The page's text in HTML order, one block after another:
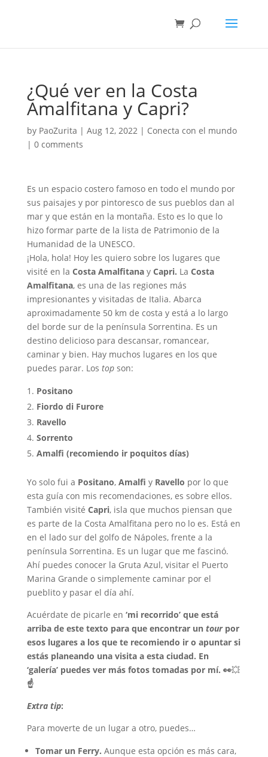
¿Qué ver en la Costa
Amalfitana y Capri?
by PaoZurita | Aug 12, 2022| Conecta con el mundo
| 0 comments
Es un espacio costero famoso en todo el mundo por
sus paisajes y por pintoresco de sus pueblos dan al
mar y que están en la montaña. Esto es lo que lo
hizo formar parte de la lista de Patrimonio de la
Humanidad de la UNESCO.
¡Hola, hola! Hoy les quiero sobre los lugares que
visité en la Costa Amalfitana yCapri. La Costa
Amalfitana, es una de las regiones más
impresionantes y visitadas de Italia. Abarca
aproximadamente 50 km de costa y está a lo largo
del borde sur de la península Sorrentina. Es un
destino delicioso para descansar, romancear,
caminar y bien. Hay muchos lugares en los que
puedes parar. Los topson:
Positano
Fiordo di Furore
Ravello
Sorrento
Amalfi (recomiendo ir poquitos días)
Yo solo fui a Positano, Amalfi y Ravello por lo que
esta guía con mis recomendaciones, es sobre ellos.
También visité Capri, isla que muchos piensan que
es parte de la Costa Amalfitana pero no lo es. Está en
en el lado sur del golfo de Nápoles, frente a la
península Sorrentina. Es un lugar que me fascinó.
Ahí puedes conocer la Gruta Azul, visitar el Puerto
Marina Grande o simplemente caminar por el
pueblito y pasar el día ahí.
Acuérdate de picarle en ‘mi recorrido’ que está
arriba de este texto para que encontrar un tourpor
esos lugares a los que te recomiendo ir o apuntar si
estás planeando una visita a esta ciudad. En
‘galería’ puedes ver más fotos tomadas por mí. 👀💥
☝
Extra tip:
Para moverte de un lugar a otro, puedes…
Tomar un Ferry. Aunque esta opción es más cara,